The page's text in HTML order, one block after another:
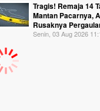
Tragis! Remaja 14
Mantan Pacarnya,
Rusaknya
Senin, 03 Aug 2026